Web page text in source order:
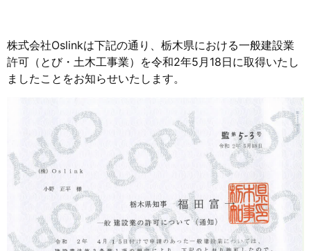
株式会社Oslinkは下記の通り、栃木県における一般建設業
許可（とび・土木工事業）を令和2年5月18日に取得いたし
ましたことをお知らせいたします。